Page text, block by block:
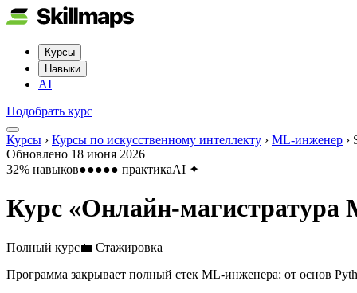
Курсы
Навыки
AI
Подобрать курс
Курсы › Курсы по искусственному интеллекту › ML-инженер ›
Обновлено 18 июня 2026
32% навыков●●●●● практикаAI ✦
Курс «Онлайн-
Полный курс💼 Стажировка
Программа закрывает полный стек ML-инженера: от основ